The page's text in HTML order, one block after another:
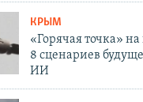
КРЫМ
«Горячая точка»
8 сценариев
ИИ